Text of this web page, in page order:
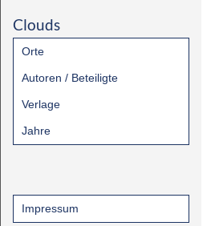
Clouds
Orte
Autoren / Beteiligte
Verlage
Jahre
Impressum